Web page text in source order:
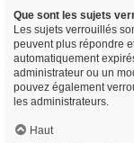
Que sont les sujets
Les sujets verrouillés
peuvent plus répondre
automatiquement
administrateur ou un
pouvez également
les administrateurs.
Haut